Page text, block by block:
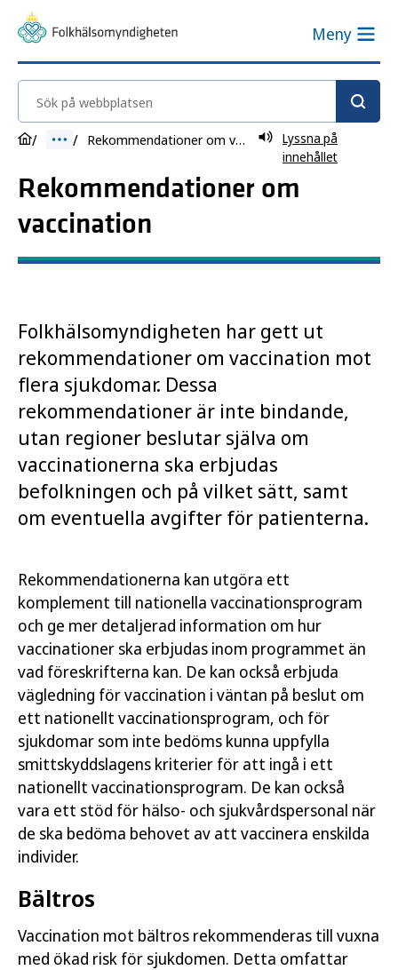
Meny
Sök på webbplatsen
Rekommendationer om vaccination
Lyssna på
innehållet
Rekommendationer om
vaccination
Folkhälsomyndigheten har gett ut
rekommendationer om vaccination mot
flera sjukdomar. Dessa
rekommendationer är inte bindande,
utan regioner beslutar själva om
vaccinationerna ska erbjudas
befolkningen och på vilket sätt, samt
om eventuella avgifter för patienterna.
Rekommendationerna kan utgöra ett
komplement till nationella vaccinationsprogram
och ge mer detaljerad information om hur
vaccinationer ska erbjudas inom programmet än
vad föreskrifterna kan. De kan också erbjuda
vägledning för vaccination i väntan på beslut om
ett nationellt vaccinationsprogram, och för
sjukdomar som inte bedöms kunna uppfylla
smittskyddslagens kriterier för att ingå i ett
nationellt vaccinationsprogram. De kan också
vara ett stöd för hälso- och sjukvårdspersonal när
de ska bedöma behovet av att vaccinera enskilda
individer.
Bältros
Vaccination mot bältros rekommenderas till vuxna
med ökad risk för sjukdomen. Detta omfattar